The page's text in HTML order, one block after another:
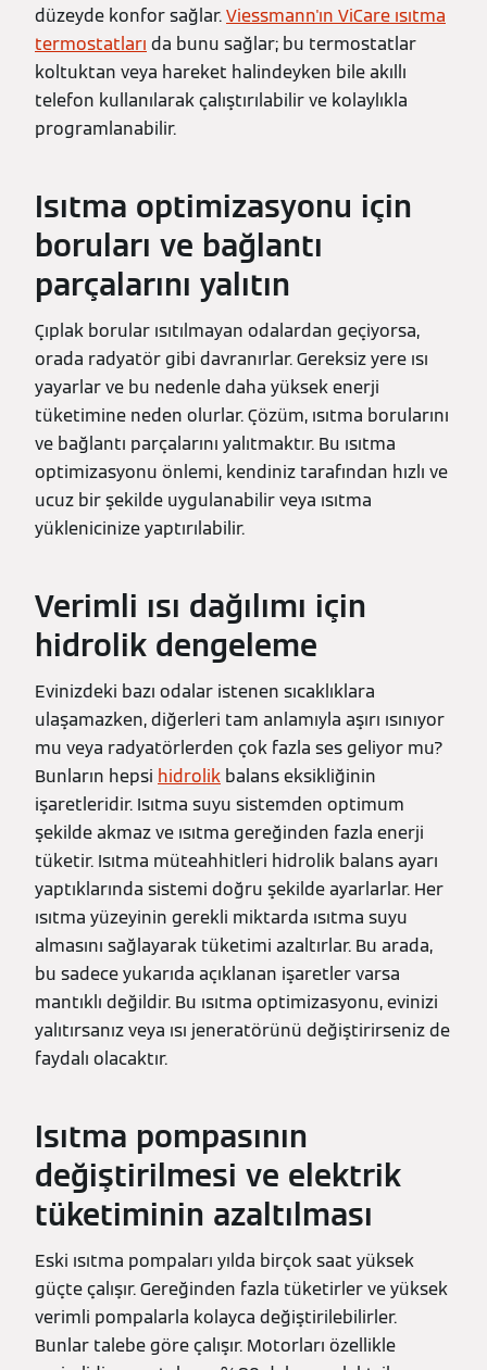
düzeyde konfor sağlar.Viessmann'ın ViCare ısıtma
termostatları da bunu sağlar; bu termostatlar
koltuktan veya hareket halindeyken bile akıllı
telefon kullanılarak çalıştırılabilir ve kolaylıkla
programlanabilir.
Isıtma optimizasyonu için
boruları ve bağlantı
parçalarını yalıtın
Çıplak borular ısıtılmayan odalardan geçiyorsa,
orada radyatör gibi davranırlar. Gereksiz yere ısı
yayarlar ve bu nedenle daha yüksek enerji
tüketimine neden olurlar. Çözüm, ısıtma borularını
ve bağlantı parçalarını yalıtmaktır. Bu ısıtma
optimizasyonu önlemi, kendiniz tarafından hızlı ve
ucuz bir şekilde uygulanabilir veya ısıtma
yüklenicinize yaptırılabilir.
Verimli ısı dağılımı için
hidrolik dengeleme
Evinizdeki bazı odalar istenen sıcaklıklara
ulaşamazken, diğerleri tam anlamıyla aşırı ısınıyor
mu veya radyatörlerden çok fazla ses geliyor mu?
Bunların hepsi hidrolik balans eksikliğinin
işaretleridir. Isıtma suyu sistemden optimum
şekilde akmaz ve ısıtma gereğinden fazla enerji
tüketir. Isıtma müteahhitleri hidrolik balans ayarı
yaptıklarında sistemi doğru şekilde ayarlarlar. Her
ısıtma yüzeyinin gerekli miktarda ısıtma suyu
almasını sağlayarak tüketimi azaltırlar. Bu arada,
bu sadece yukarıda açıklanan işaretler varsa
mantıklı değildir. Bu ısıtma optimizasyonu, evinizi
yalıtırsanız veya ısı jeneratörünü değiştirirseniz de
faydalı olacaktır.
Isıtma pompasının
değiştirilmesi ve elektrik
tüketiminin azaltılması
Eski ısıtma pompaları yılda birçok saat yüksek
güçte çalışır. Gereğinden fazla tüketirler ve yüksek
verimli pompalarla kolayca değiştirilebilirler.
Bunlar talebe göre çalışır. Motorları özellikle